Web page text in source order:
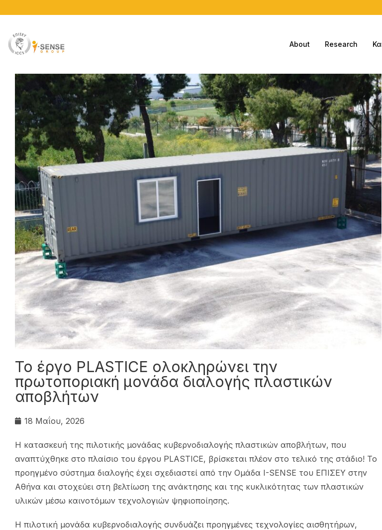
About Research
Το έργο PLASTICE ολοκληρώνει την
πρωτοποριακή μονάδα διαλογής πλαστικών
αποβλήτων
18 Μαΐου, 2026
Η κατασκευή της πιλοτικής μονάδας κυβερνοδιαλογής πλαστικών αποβλήτων, που
αναπτύχθηκε στο πλαίσιο του έργου PLASTICE, βρίσκεται πλέον στο τελικό της στάδιο! Το
προηγμένο σύστημα διαλογής έχει σχεδιαστεί από την Ομάδα I-SENSE του ΕΠΙΣΕΥ στην
Αθήνα και στοχεύει στη βελτίωση της ανάκτησης και της κυκλικότητας των πλαστικών
υλικών μέσω καινοτόμων τεχνολογιών ψηφιοποίησης.
Η πιλοτική μονάδα κυβερνοδιαλογής συνδυάζει προηγμένες τεχνολογίες αισθητήρων,